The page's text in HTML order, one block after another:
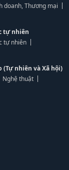
doanh, Thương mại
tự nhiên
tự nhiên
nhiên và Xã hội)
Nghệ thuật